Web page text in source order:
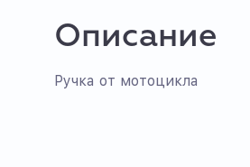
Описание
Ручка от мотоцикла